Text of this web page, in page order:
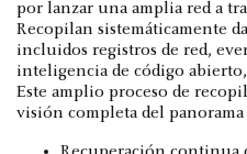
por lanzar una amplia red a
Recopilan sistemáticamente
incluidos registros de red,
inteligencia de código
Este amplio proceso de
visión completa del panorama